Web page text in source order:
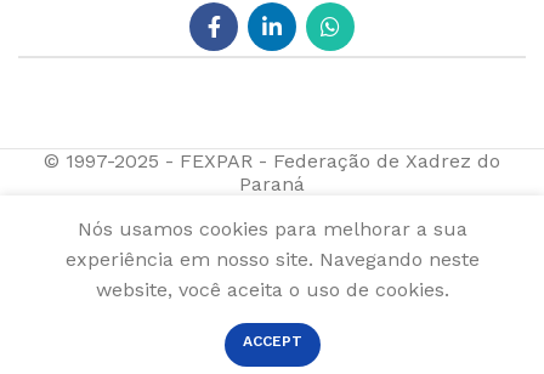
© 1997-2025 - FEXPAR - Federação de Xadrez do
Paraná
Nós usamos cookies para melhorar a sua
experiência em nosso site. Navegando neste
website, você aceita o uso de cookies.
ACCEPT